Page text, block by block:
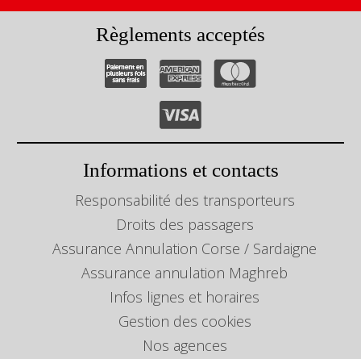
Règlements acceptés
Informations et contacts
Responsabilité des transporteurs
Droits des passagers
Assurance Annulation Corse / Sardaigne
Assurance annulation Maghreb
Infos lignes et horaires
Gestion des cookies
Nos agences